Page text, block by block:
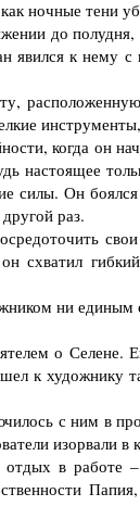
ночные тени
до
явился к нему
когда он
настоящее
силы. Он
раз.
схватил
ни единым
о Селене.
к художнику
с ним в
изорвали в
в работе